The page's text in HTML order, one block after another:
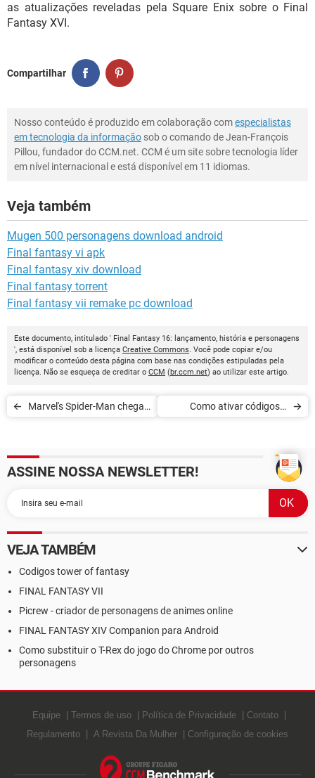
as atualizações reveladas pela Square Enix sobre o Final
Fantasy XVI.
Compartilhar
Nosso conteúdo é produzido em colaboração comespecialistas
em tecnologia da informação sob o comando de Jean-François
Pillou, fundador do CCM.net. CCM é um site sobre tecnologia líder
em nível internacional e está disponível em 11 idiomas.
Veja também
Mugen 500 personagens download android
Final fantasy vi apk
Final fantasy xiv download
Final fantasy torrent
Final fantasy vii remake pc download
Este documento, intitulado ' Final Fantasy 16: lançamento, história e personagens
', está disponível sob a licença Creative Commons. Você pode copiar e/ou
modificar o conteúdo desta página com base nas condições estipuladas pela
licença. Não se esqueça de creditar o CCM (br.ccm.net) ao utilizar este artigo.
Marvel's Spider-Man chega
Como ativar códigos e
ASSINE NOSSA NEWSLETTER!
VEJA TAMBÉM
Codigos tower of fantasy
FINAL FANTASY VII
Picrew - criador de personagens de animes online
FINAL FANTASY XIV Companion para Android
Como substituir o T-Rex do jogo do Chrome por outros
personagens
Equipe Termos de uso Política de Privacidade
Contato
Regulamento
A Revista Da Mulher Configuração de cookies